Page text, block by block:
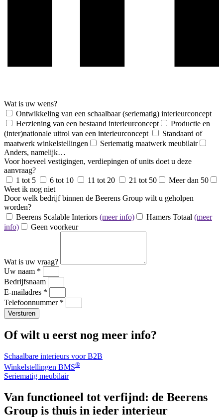
Wat is uw wens?
Ontwikkeling van een schaalbaar (seriematig) interieurconcept
Herziening van een bestaand interieurconcept
Productie en
(inter)nationale uitrol van een interieurconcept
Standaard of
maatwerk winkelstellingen
Seriematig maatwerk meubilair
Anders, namelijk…
Voor hoeveel vestigingen, verdiepingen of units doet u deze
aanvraag?
1 tot 5
6 tot 10 11 tot 20 21 tot 50
Meer dan 50
Weet ik nog niet
Door welk bedrijf binnen de Beerens Group wilt u geholpen
worden?
Beerens Scalable Interiors (meer info) Hamers Totaal (meer
info)
Geen voorkeur
Wat is uw vraag?
Uw naam *
Bedrijfsnaam
E-mailadres *
Telefoonnummer *
Versturen
Of wilt u eerst nog meer info?
Schaalbare interieurs voor B2B
Winkelstellingen BMS®
Seriematig meubilair
Van functioneel tot verfijnd: de Beerens
Group is thuis in ieder interieur